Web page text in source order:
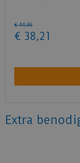
€ 44,95
€ 38,21
Extra